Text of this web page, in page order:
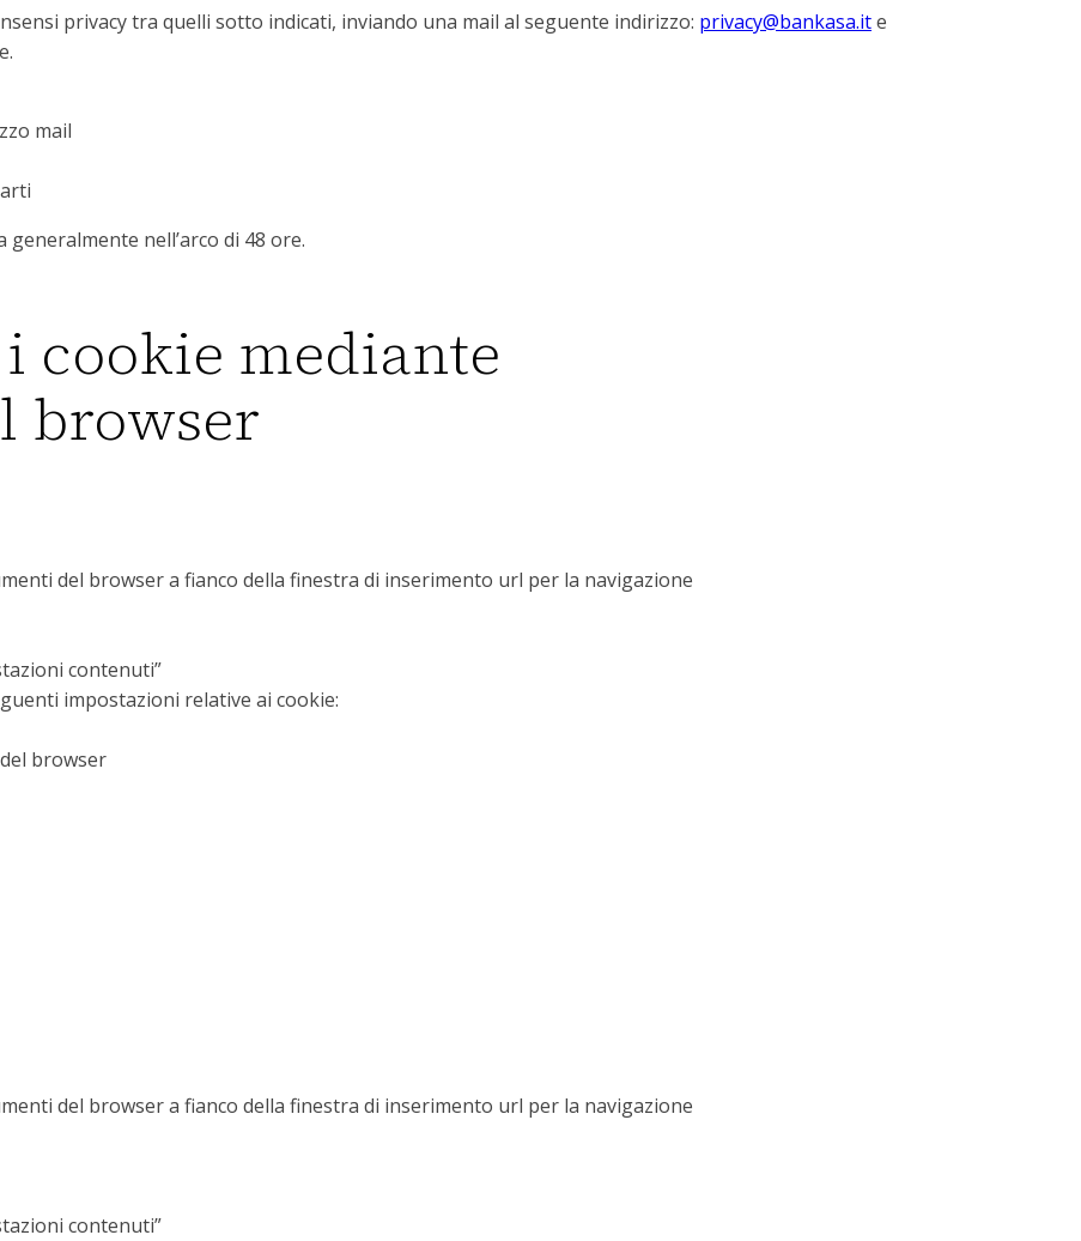
privacy tra quelli sotto indicati, inviando una mail al seguente indirizzo: privacy@bankasa.ite
mail
nell’arco di 48 ore.
cookie mediante
browser
del browser a fianco della finestra di inserimento url per la navigazione
contenuti”
impostazioni relative ai cookie:
browser
del browser a fianco della finestra di inserimento url per la navigazione
contenuti”